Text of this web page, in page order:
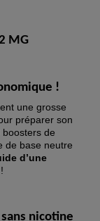
MG
!
une grosse
préparer son
de
de base neutre
d’une
nicotine